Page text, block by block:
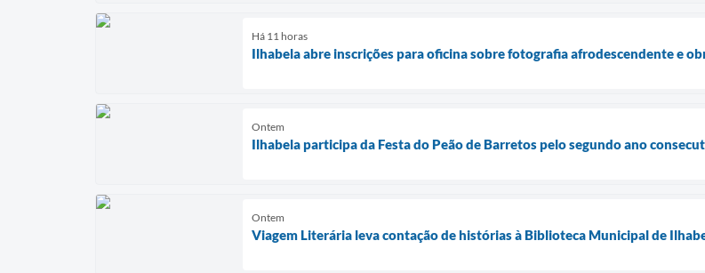
Há 11 horas
Ilhabela abre inscrições para oficina sobre fotografia afrodescendente e
Ontem
Ilhabela participa da Festa do Peão de Barretos pelo segundo ano
Ontem
Viagem Literária leva contação de histórias à Biblioteca Municipal de